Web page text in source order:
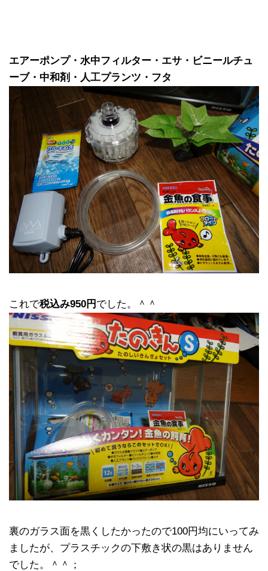
エアーポンプ・水中フィルター・エサ・ビニールチュ
ーブ・中和剤・人工プランツ・フタ
これで税込み950円 でした。＾＾
裏のガラス面を黒くしたかったので100円均にいってみ
ましたが、プラスチックの下敷き状の黒はありません
でした。＾＾；